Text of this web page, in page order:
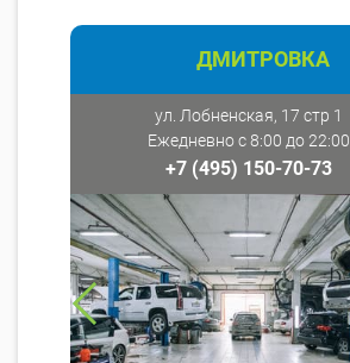
ДМИТРОВКА
ул. Лобненская, 17 стр 1
Ежедневно с 8:00 до 22:00
+7 (495) 150-70-73